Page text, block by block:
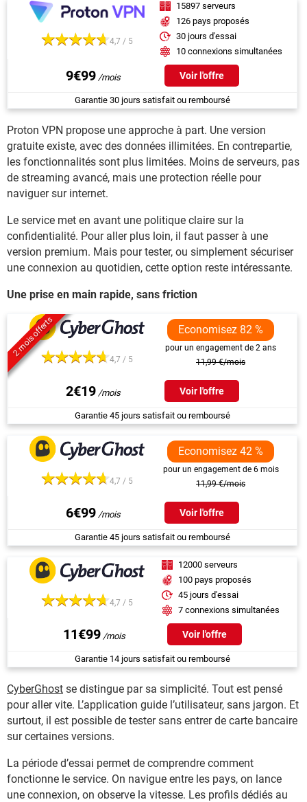
4,7 / 5
15897 serveurs
126 pays proposés
30 jours d'essai
10 connexions simultanées
9€99 Voir l'offre
Garantie 30 jours satisfait ou remboursé
Proton VPN propose une approche à part. Une version
gratuite existe, avec des données illimitées. En contrepartie,
les fonctionnalités sont plus limitées. Moins de serveurs, pas
de streaming avancé, mais une protection réelle pour
naviguer sur internet.
Le service met en avant une politique claire sur la
confidentialité. Pour aller plus loin, il faut passer à une
version premium. Mais pour tester, ou simplement sécuriser
une connexion au quotidien, cette option reste intéressante.
Une prise en main rapide, sans friction
2 mois offerts
4,7 / 5
Economisez 82 %
pour un engagement de 2 ans
11,99 €/mois
2€19 Voir l'offre
Garantie 45 jours satisfait ou remboursé
4,7 / 5
Economisez 42 %
pour un engagement de 6 mois
11,99 €/mois
6€99 Voir l'offre
Garantie 45 jours satisfait ou remboursé
4,7 / 5
12000 serveurs
100 pays proposés
45 jours d'essai
7 connexions simultanées
11€99 Voir l'offre
Garantie 14 jours satisfait ou remboursé
CyberGhost se distingue par sa simplicité. Tout est pensé
pour aller vite. L’application guide l’utilisateur, sans jargon. Et
surtout, il est possible de tester sans entrer de carte bancaire
sur certaines versions.
La période d’essai permet de comprendre comment
fonctionne le service. On navigue entre les pays, on lance
une connexion, on observe la vitesse. Les profils dédiés au